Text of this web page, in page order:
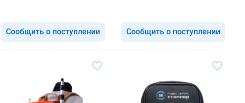
Сообщить о поступлении Сообщить о поступлении